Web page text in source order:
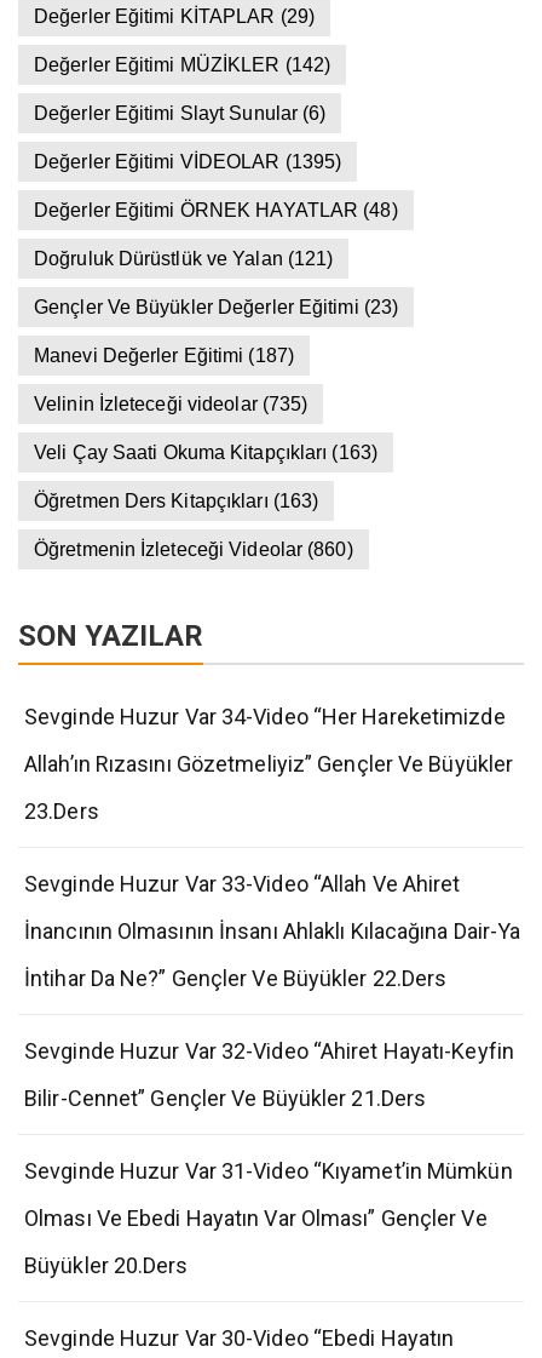
Değerler Eğitimi KİTAPLAR (29)
Değerler Eğitimi MÜZİKLER (142)
Değerler Eğitimi Slayt Sunular (6)
Değerler Eğitimi VİDEOLAR (1395)
Değerler Eğitimi ÖRNEK HAYATLAR (48)
Doğruluk Dürüstlük ve Yalan (121)
Gençler Ve Büyükler Değerler Eğitimi (23)
Manevi Değerler Eğitimi (187)
Velinin İzleteceği videolar(735)
Veli Çay Saati Okuma Kitapçıkları (163)
Öğretmen Ders Kitapçıkları (163)
Öğretmenin İzleteceği Videolar (860)
SON YAZILAR
Sevginde Huzur Var 34-Video “Her Hareketimizde
Allah’ın Rızasını Gözetmeliyiz” Gençler Ve Büyükler
23.Ders
Sevginde Huzur Var 33-Video “Allah Ve Ahiret
İnancının Olmasının İnsanı Ahlaklı Kılacağına Dair-Ya
İntihar Da Ne?” Gençler Ve Büyükler 22.Ders
Sevginde Huzur Var 32-Video “Ahiret Hayatı-Keyfin
Bilir-Cennet” Gençler Ve Büyükler 21.Ders
Sevginde Huzur Var 31-Video “Kıyamet’in Mümkün
Olması Ve Ebedi Hayatın Var Olması” Gençler Ve
Büyükler 20.Ders
Sevginde Huzur Var 30-Video “Ebedi Hayatın